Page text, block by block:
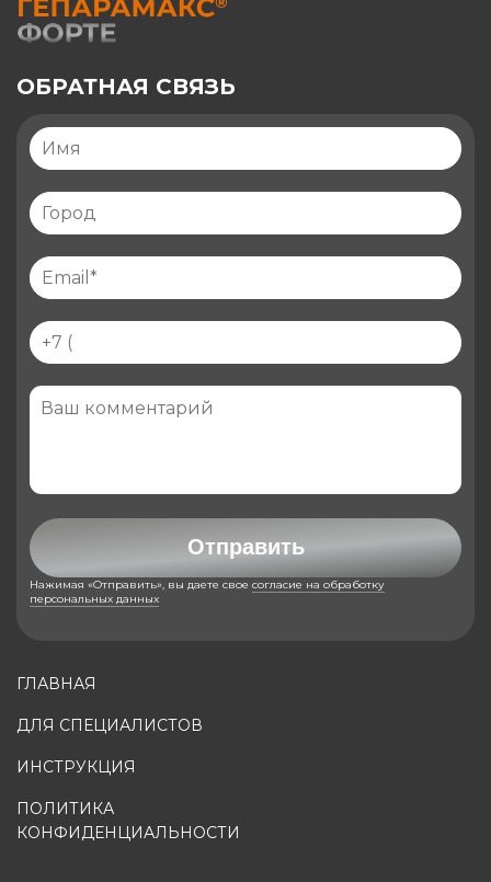
ГЛАВНАЯ
ДЛЯ СПЕЦИАЛИСТОВ
ИНСТРУКЦИЯ
ПОЛИТИКА
КОНФИДЕНЦИАЛЬНОСТИ
ОБРАТНАЯ СВЯЗЬ
Отправить
Нажимая «Отправить», вы даете свое согласие на обработку
персональных данных